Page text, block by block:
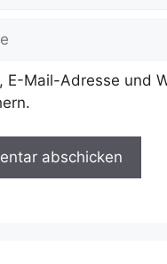
E-Mail-Adresse und